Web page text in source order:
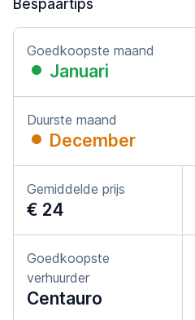
Bespaartips
Goedkoopste maand
Januari
Duurste maand
December
Gemiddelde prijs
€ 24
Goedkoopste
verhuurder
Centauro